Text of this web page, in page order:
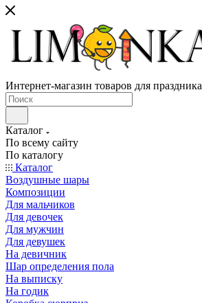
Интернет-магазин товаров для праздника
Каталог
По всему сайту
По каталогу
Каталог
Воздушные шары
Композиции
Для мальчиков
Для девочек
Для мужчин
Для девушек
На девичник
Шар определения пола
На выписку
На годик